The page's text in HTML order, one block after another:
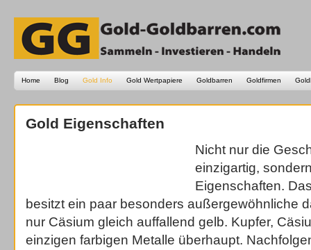
Home Blog Gold Info Gold Wertpapiere Goldbarren Goldfirmen
Gold Eigenschaften
Nicht nur die
einzigartig,
Eigenschaften.
besitzt ein paar besonders außergewöhnliche
nur Cäsium gleich auffallend gelb. Kupfer,
einzigen farbigen Metalle überhaupt.